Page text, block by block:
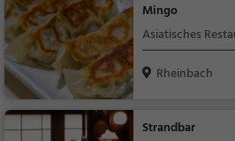
Mingo
Asiatisches
Rheinbach
Strandbar